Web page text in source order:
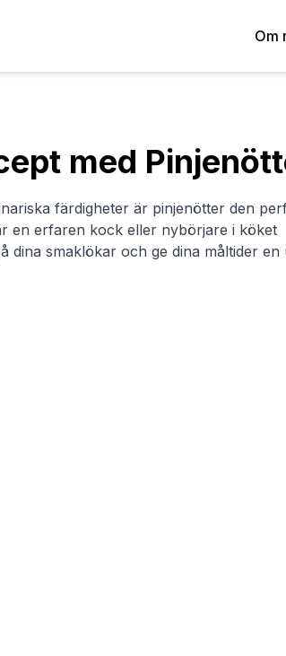
Om
med
färdigheter är pinjenötter den
en erfaren kock eller nybörjare i köket
dina smaklökar och ge dina måltider en